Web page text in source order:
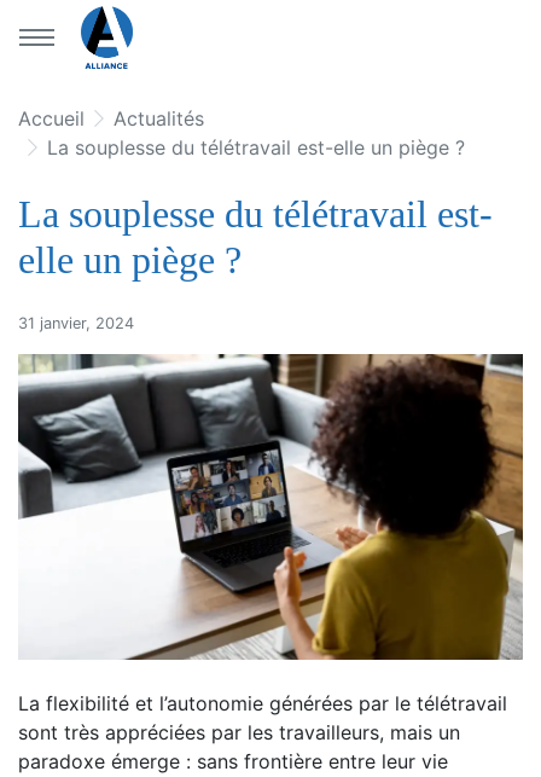
Aller au menu principal
Aller au contenu principal
Accueil
Actualités
La souplesse du télétravail est-elle un piège ?
La souplesse du télétravail est-
elle un piège ?
31 janvier, 2024
La flexibilité et l’autonomie générées par le télétravail
sont très appréciées par les travailleurs, mais un
paradoxe émerge : sans frontière entre leur vie